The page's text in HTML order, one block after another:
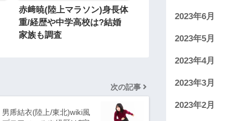
赤﨑暁(陸上マラソン)身長体
重/経歴や中学高校は?結婚
家族も調査
次の記事
男乕結衣(陸上/東北)wiki風
2023年6月
2023年5月
2023年4月
2023年3月
2023年2月